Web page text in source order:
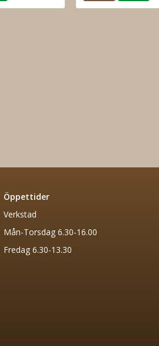
Öppettider
Verkstad
Mån-Torsdag 6.30-16.00
Fredag 6.30-13.30